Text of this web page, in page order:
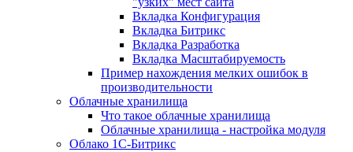
Вкладка Конфигурация
Вкладка Битрикс
Вкладка Разработка
Вкладка Масштабируемость
Пример нахождения мелких ошибок в
производительности
Облачные хранилища
Что такое облачные хранилища
Облачные хранилища - настройка модуля
Облако 1С-Битрикс